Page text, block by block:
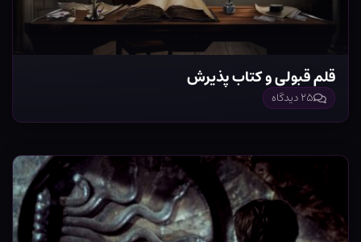
قلم قبولی و کتاب پذیرش
۲۵ دیدگاه